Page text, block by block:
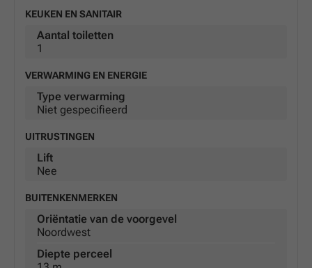
KEUKEN EN SANITAIR
Aantal toiletten
1
VERWARMING EN ENERGIE
Type verwarming
Niet gespecifieerd
UITRUSTINGEN
Lift
Nee
BUITENKENMERKEN
Oriëntatie van de voorgevel
Noordwest
Diepte perceel